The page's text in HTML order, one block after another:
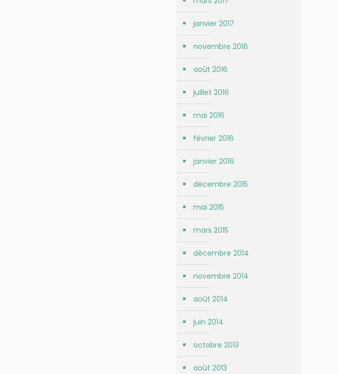
janvier 2017
novembre 2016
août 2016
juillet 2016
mai 2016
février 2016
janvier 2016
décembre 2015
mai 2015
mars 2015
décembre 2014
novembre 2014
août 2014
juin 2014
octobre 2013
août 2013